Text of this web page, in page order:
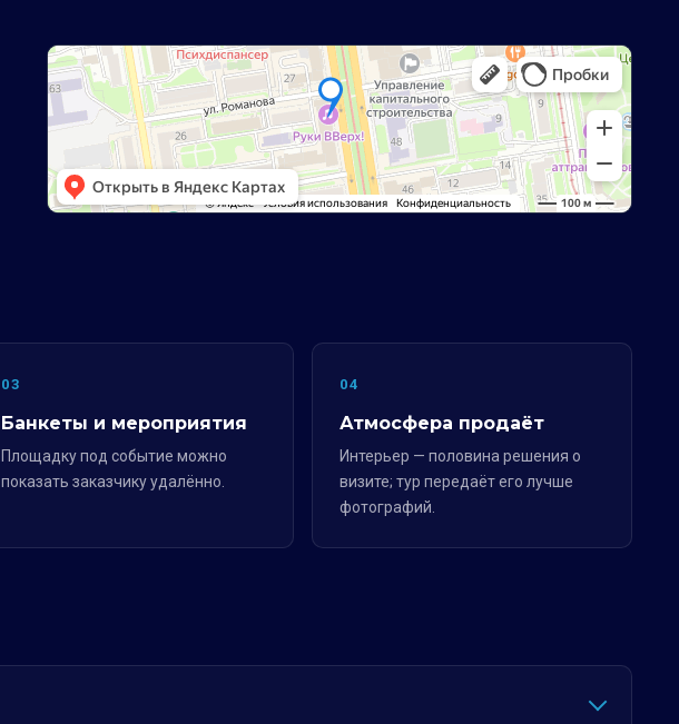
03
Банкеты и мероприятия
Площадку под событие можно
показать заказчику удалённо.
04
Атмосфера продаёт
Интерьер — половина решения о
визите; тур передаёт его лучше
фотографий.